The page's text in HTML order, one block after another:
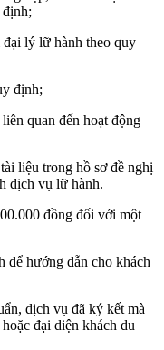
lý lữ hành theo quy
định;
quan đến hoạt động
liệu trong hồ sơ đề nghị
dịch vụ lữ hành.
đồng đối với một
để hướng dẫn cho khách
dịch vụ đã ký kết mà
đại diện khách du